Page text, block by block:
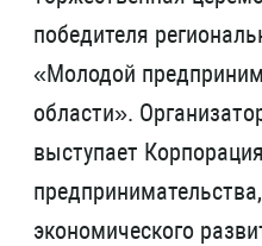
победителя
«Молодой
области».
выступает
экономического